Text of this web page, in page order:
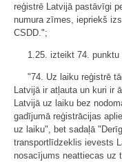
reģistrē Latvijā pastāvīgi
numura zīmes, iepriekš
CSDD.";
1.25. izteikt 74. punktu
"74. Uz laiku reģistrē
Latvijā ir atļauta un kuri ir
Latvijā uz laiku bez
gadījumā reģistrācijas
uz laiku", bet sadaļā
transportlīdzeklis ievests
nosacījums neattiecas uz